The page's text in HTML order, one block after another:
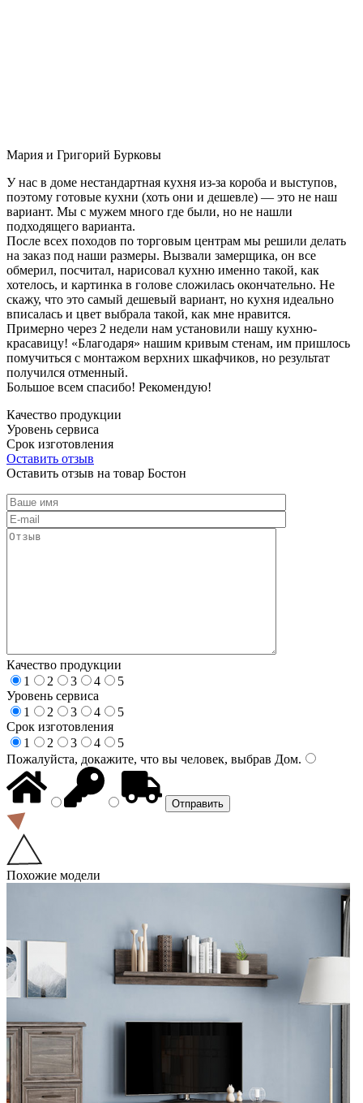
Мария и Григорий Бурковы
У нас в доме нестандартная кухня из-за короба и выступов,
поэтому готовые кухни (хоть они и дешевле) — это не наш
вариант. Мы с мужем много где были, но не нашли
подходящего варианта.
После всех походов по торговым центрам мы решили делать
на заказ под наши размеры. Вызвали замерщика, он все
обмерил, посчитал, нарисовал кухню именно такой, как
хотелось, и картинка в голове сложилась окончательно. Не
скажу, что это самый дешевый вариант, но кухня идеально
вписалась и цвет выбрала такой, как мне нравится.
Примерно через 2 недели нам установили нашу кухню-
красавицу! «Благодаря» нашим кривым стенам, им пришлось
помучиться с монтажом верхних шкафчиков, но результат
получился отменный.
Большое всем спасибо! Рекомендую!
Качество продукции
Уровень сервиса
Срок изготовления
Оставить отзыв
Оставить отзыв на товар Бостон
Качество продукции
1
2 3 4
5
Уровень сервиса
1
2 3 4
5
Срок изготовления
1
2 3 4
5
Пожалуйста, докажите, что вы человек, выбрав Дом.
Похожие модели